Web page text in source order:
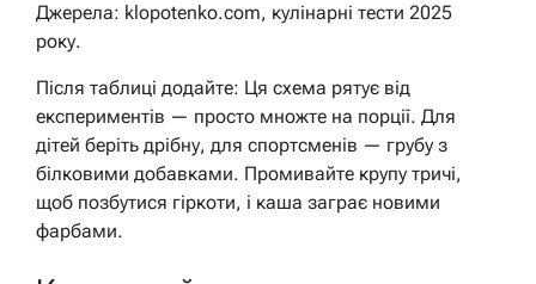
Джерела: klopotenko.com, кулінарні тести 2025
року.
Після таблиці додайте: Ця схема рятує від
експериментів — просто множте на порції. Для
дітей беріть дрібну, для спортсменів — грубу з
білковими добавками. Промивайте крупу тричі,
щоб позбутися гіркоти, і каша заграє новими
фарбами.